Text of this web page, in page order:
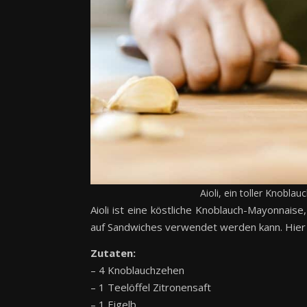
Aioli, ein toller
Aioli ist eine köstliche Knoblauch-
auf Sandwiches verwendet werden kann.
Zutaten:
– 4 Knoblauchzehen
– 1 Teelöffel Zitronensaft
– 1 Eigelb